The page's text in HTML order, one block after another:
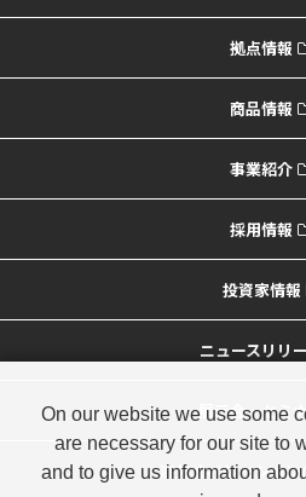
拠点情報
商品情報
事業紹介
採用情報
投資家情報
ニュースリリ
展示会・セミ
海外オペレーション
On our website we use some
are necessary for our site to
and to give us information